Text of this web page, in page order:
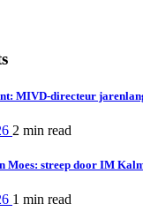
MIVD-directeur
2 min read
Moes: streep door IM
1 min read